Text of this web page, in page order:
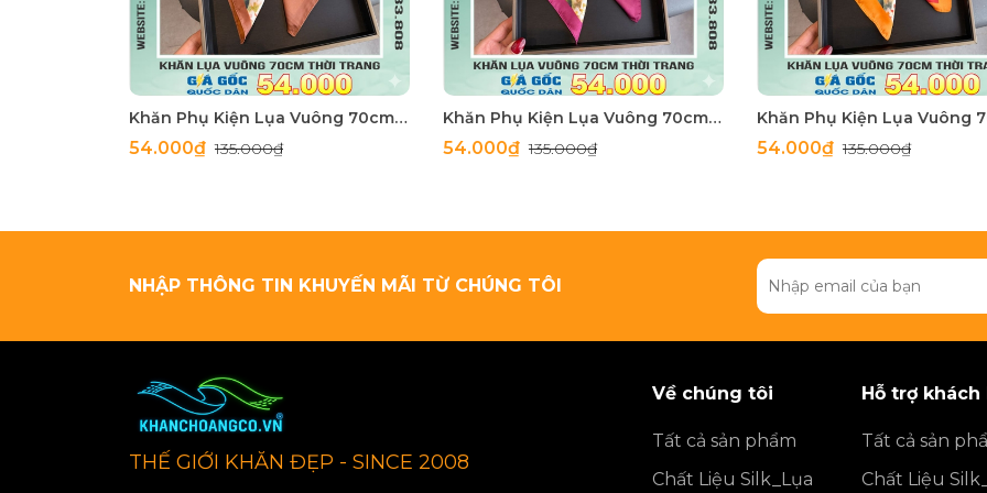
Khăn Phụ Kiện Lụa Vuông 70cm - Thế Giới Khăn Đẹp C1062_4
54.000₫135.000₫
Khăn Phụ Kiện Lụa Vuông 70cm - Thế Giới Khăn Đẹp C1062_3
54.000₫135.000₫ 54.000₫135.000₫
NHẬP THÔNG TIN KHUYẾN MÃI TỪ CHÚNG TÔI
THẾ GIỚI KHĂN ĐẸP - SINCE 2008
Về chúng tôi
Tất cả sản phẩm
Chất Liệu Silk_Lụa
Hỗ trợ khách
Tất cả sản
Chất Liệu